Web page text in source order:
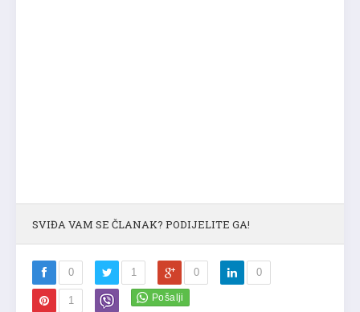
SVIĐA VAM SE ČLANAK? PODIJELITE GA!
0 1 0 0
1